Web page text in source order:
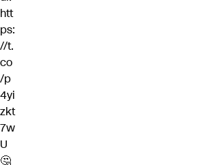
htt
ps:
//t.
co
/p
4yi
zkt
7w
U
🤔